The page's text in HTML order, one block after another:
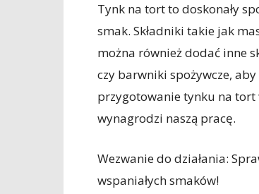
Tynk na tort to doskonały
smak. Składniki takie jak
można również dodać inne
czy barwniki spożywcze,
przygotowanie tynku na tort
wynagrodzi naszą pracę.
Wezwanie do działania:
wspaniałych smaków!